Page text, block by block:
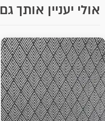
אולי יעניין אותך גם